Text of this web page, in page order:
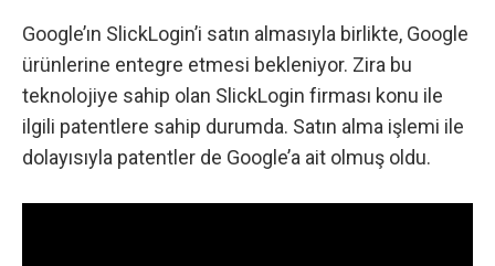
Google’ın SlickLogin’i satın almasıyla birlikte, Google
ürünlerine entegre etmesi bekleniyor. Zira bu
teknolojiye sahip olan SlickLogin firması konu ile
ilgili patentlere sahip durumda. Satın alma işlemi ile
dolayısıyla patentler de Google’a ait olmuş oldu.